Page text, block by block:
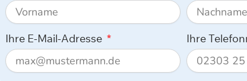
Ihre E-Mail-Adresse Ihre